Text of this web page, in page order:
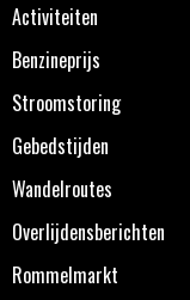
Activiteiten
Benzineprijs
Stroomstoring
Gebedstijden
Wandelroutes
Overlijdensberichten
Rommelmarkt